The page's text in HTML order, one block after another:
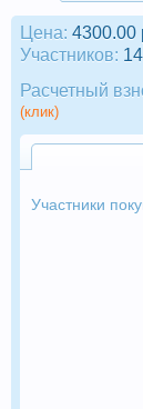
Цена: 4300.00
Участников:
Расчетный
(клик)
Участники